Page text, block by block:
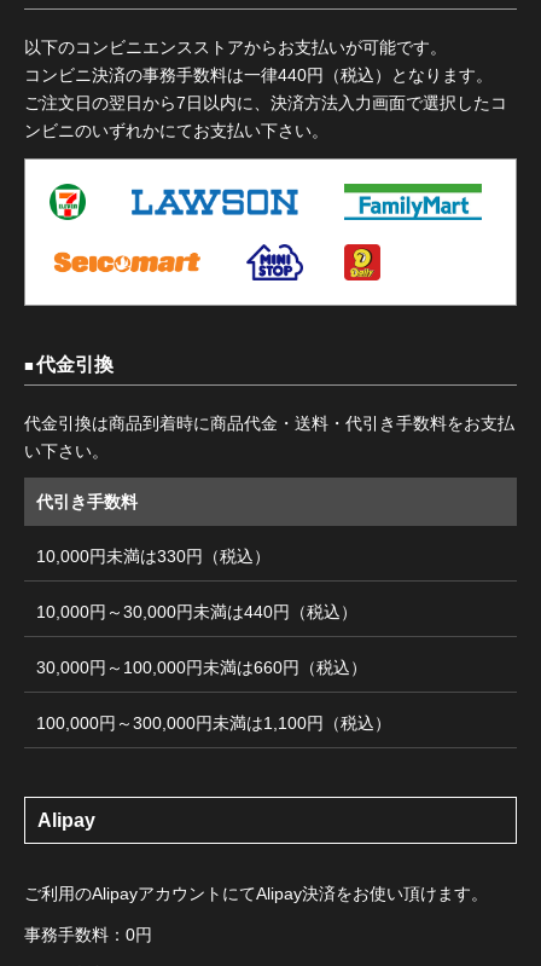
以下のコンビニエンスストアからお支払いが可能です。
コンビニ決済の事務手数料は一律440円（税込）となります。
ご注文日の翌日から7日以内に、決済方法入力画面で選択したコ
ンビニのいずれかにてお支払い下さい。
代金引換
代金引換は商品到着時に商品代金・送料・代引き手数料をお支払
い下さい。
代引き手数料
10,000円未満は330円（税込）
10,000円～30,000円未満は440円（税込）
30,000円～100,000円未満は660円（税込）
100,000円～300,000円未満は1,100円（税込）
Alipay
ご利用のAlipayアカウントにてAlipay決済をお使い頂けます。
事務手数料：0円